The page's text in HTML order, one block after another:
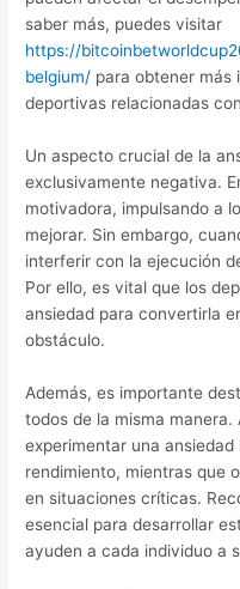
saber más, puedes visitar
https://
belgium/ para obtener más
deportivas relacionadas
Un aspecto crucial de la
exclusivamente negativa.
motivadora, impulsando a
mejorar. Sin embargo,
interferir con la ejecución
Por ello, es vital que los
ansiedad para convertirla
obstáculo.
Además, es importante
todos de la misma
experimentar una
rendimiento, mientras que
en situaciones críticas.
esencial para desarrollar
ayuden a cada individuo a